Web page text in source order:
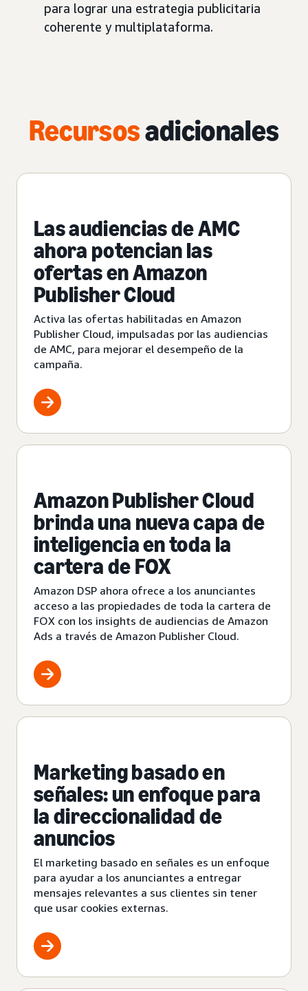
para lograr una estrategia publicitaria
coherente y multiplataforma.
Recursosadicionales
Las audiencias de AMC
ahora potencian las
ofertas en Amazon
Publisher Cloud
Activa las ofertas habilitadas en Amazon
Publisher Cloud, impulsadas por las audiencias
de AMC, para mejorar el desempeño de la
campaña.
Amazon Publisher Cloud
brinda una nueva capa de
inteligencia en toda la
cartera de FOX
Amazon DSP ahora ofrece a los anunciantes
acceso a las propiedades de toda la cartera de
FOX con los insights de audiencias de Amazon
Ads a través de Amazon Publisher Cloud.
Marketing basado en
señales: un enfoque para
la direccionalidad de
anuncios
El marketing basado en señales es un enfoque
para ayudar a los anunciantes a entregar
mensajes relevantes a sus clientes sin tener
que usar cookies externas.